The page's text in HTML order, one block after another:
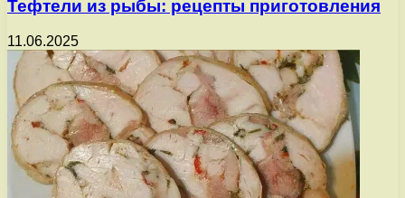
Тефтели из рыбы: рецепты приготовления
11.06.2025